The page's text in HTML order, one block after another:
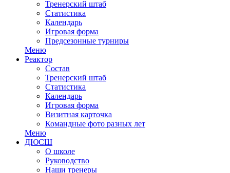
Тренерский штаб
Статистика
Календарь
Игровая форма
Предсезонные турниры
Меню
Реактор
Состав
Тренерский штаб
Статистика
Календарь
Игровая форма
Визитная карточка
Командные фото разных лет
Меню
ДЮСШ
О школе
Руководство
Наши тренеры